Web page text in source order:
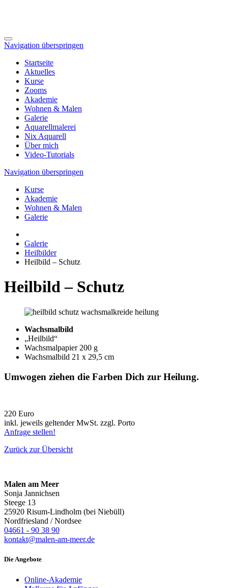
Navigation überspringen
Startseite
Aktuelles
Kurse
Zooms
Akademie
Wohnen & Malen
Galerie
Aquarellmalerei
Nix Aquarell
Über mich
Video-Tutorials
Navigation überspringen
Kurse
Akademie
Wohnen & Malen
Galerie
Galerie
Heilbilder
Heilbild – Schutz
Heilbild – Schutz
Wachsmalbild
„Heilbild“
Wachsmalpapier 200 g
Wachsmalbild 21 x 29,5 cm
Umwogen ziehen die Farben Dich zur Heilung.
220 Euro
inkl. jeweils geltender MwSt. zzgl. Porto
Anfrage stellen!
Zurück zur Übersicht
Malen am Meer
Sonja Jannichsen
Steege 13
25920 Risum-Lindholm (bei Niebüll)
Nordfriesland / Nordsee
04661 - 90 38 90
kontakt@malen-am-meer.de
Die Angebote
Online-Akademie